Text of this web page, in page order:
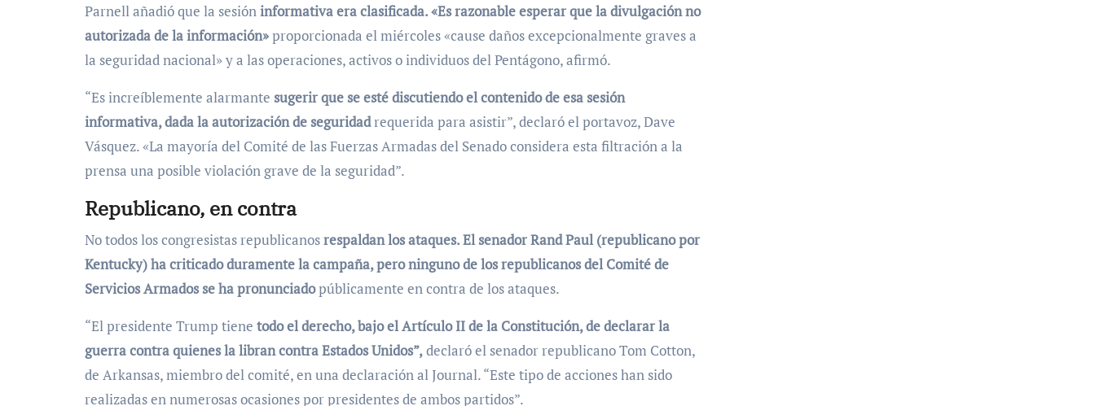
Parnell añadió que la sesióninformativa era clasificada. «Es razonable esperar que la divulgación no
autorizada de la información»proporcionada el miércoles «cause daños excepcionalmente graves a
la seguridad nacional» y a las operaciones, activos o individuos del Pentágono, afirmó.
“Es increíblemente alarmante sugerir que se esté discutiendo el contenido de esa sesión
informativa, dada la autorización de seguridadrequerida para asistir”, declaró el portavoz, Dave
Vásquez. «La mayoría del Comité de las Fuerzas Armadas del Senado considera esta filtración a la
prensa una posible violación grave de la seguridad”.
Republicano, en contra
No todos los congresistas republicanosrespaldan los ataques. El senador Rand Paul (republicano por
Kentucky) ha criticado duramente la campaña, pero ninguno de los republicanos del Comité de
Servicios Armados se ha pronunciadopúblicamente en contra de los ataques.
“El presidente Trump tiene todo el derecho, bajo el Artículo II de la Constitución, de declarar la
guerra contra quienes la libran contra Estados Unidos”,declaró el senador republicano Tom Cotton,
de Arkansas, miembro del comité, en una declaración al Journal. “Este tipo de acciones han sido
realizadas en numerosas ocasiones por presidentes de ambos partidos”.